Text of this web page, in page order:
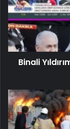
Binali